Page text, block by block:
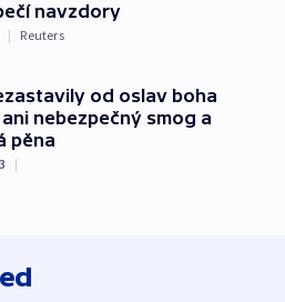
navzdory
| Reuters
od oslav boha
ani nebezpečný smog a
pěna
|